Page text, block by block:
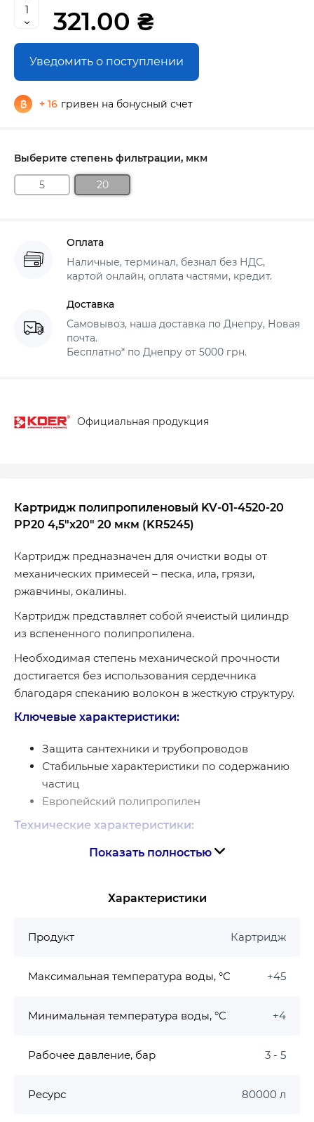
321.00 ₴
Уведомить о поступлении
+ 16 гривен на бонусный счет
Выберите степень фильтрации, мкм
5 20
Оплата
Наличные, терминал, безнал без НДС,
картой онлайн, оплата частями, кредит.
Доставка
Самовывоз, наша доставка по Днепру, Новая
почта.
Бесплатно* по Днепру от 5000 грн.
Официальная продукция
Картридж полипропиленовый KV-01-4520-20
PP20 4,5"x20" 20 мкм (KR5245)
Картридж предназначен для очистки воды от
механических примесей – песка, ила, грязи,
ржавчины, окалины.
Картридж представляет собой ячеистый цилиндр
из вспененного полипропилена.
Необходимая степень механической прочности
достигается без использования сердечника
благодаря спеканию волокон в жесткую структуру.
Ключевые характеристики:
Защита сантехники и трубопроводов
Стабильные характеристики по содержанию
частиц
Европейский полипропилен
Технические характеристики:
5 (PP5)
Максимальный ресурс, л 80000
фильтрации, л/мин
Рабочая температура, ℃ +3 ÷ +43°С
Показать полностью
Характеристики
Продукт Картридж
Максимальная температура воды, °C +45
Минимальная температура воды, °C +4
Рабочее давление, бар 3 - 5
Ресурс 80000 л